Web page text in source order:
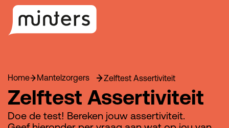
Zelftest Assertiviteit
Doe de test! Bereken jouw assertiviteit.
Home Mantelzorgers Zelftest Assertiviteit